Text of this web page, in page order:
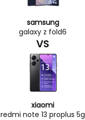
samsung
galaxy z fold6
VS
xiaomi
redmi note 13 proplus 5g